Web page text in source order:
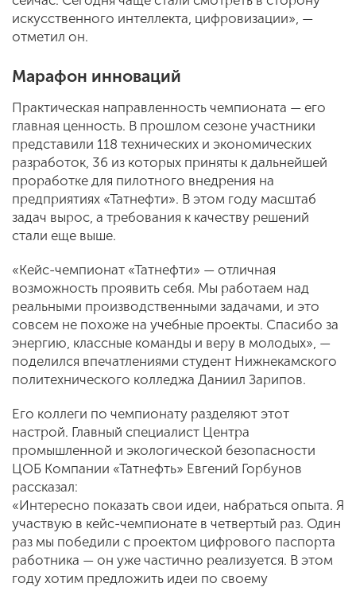
искусственного интеллекта, цифровизации», —
отметил он.
Марафон инноваций
Практическая направленность чемпионата — его
главная ценность. В прошлом сезоне участники
представили 118 технических и экономических
разработок, 36 из которых приняты к дальнейшей
проработке для пилотного внедрения на
предприятиях «Татнефти». В этом году масштаб
задач вырос, а требования к качеству решений
стали еще выше.
«Кейс-чемпионат «Татнефти» — отличная
возможность проявить себя. Мы работаем над
реальными производственными задачами, и это
совсем не похоже на учебные проекты. Спасибо за
энергию, классные команды и веру в молодых», —
поделился впечатлениями студент Нижнекамского
политехнического колледжа Даниил Зарипов.
Его коллеги по чемпионату разделяют этот
настрой. Главный специалист Центра
промышленной и экологической безопасности
ЦОБ Компании «Татнефть» Евгений Горбунов
рассказал:
«Интересно показать свои идеи, набраться опыта. Я
участвую в кейс-чемпионате в четвертый раз. Один
раз мы победили с проектом цифрового паспорта
работника — он уже частично реализуется. В этом
году хотим предложить идеи по своему